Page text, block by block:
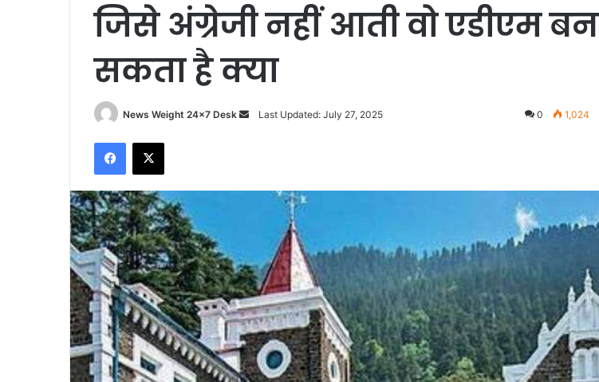
जिसे अंग्रेजी नहीं आती वो एडीएम बन
सकता है क्या
News Weight 24x7 Desk
a
a
i
l
Last Updated: July 27, 2025 0 1,024